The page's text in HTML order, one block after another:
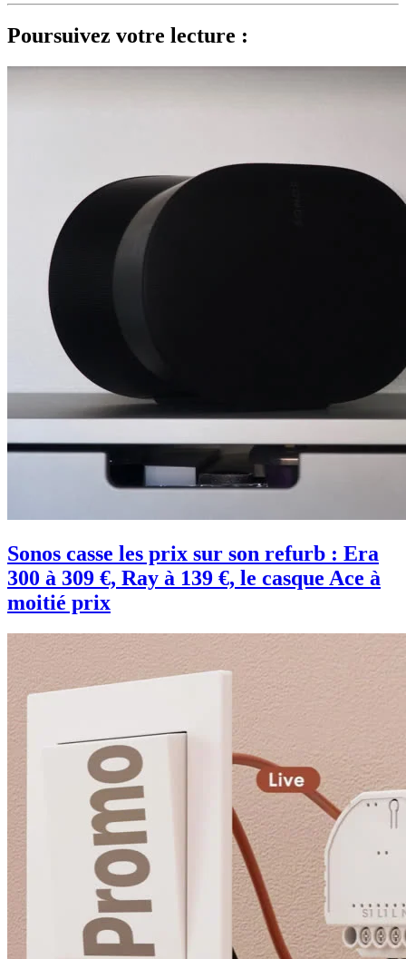
Poursuivez votre lecture :
Sonos casse les prix sur son refurb : Era
300 à 309 €, Ray à 139 €, le casque Ace à
moitié prix